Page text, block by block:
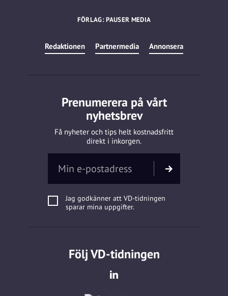
FÖRLAG: PAUSER MEDIA
Redaktionen Partnermedia Annonsera
Prenumerera på vårt
nyhetsbrev
Få nyheter och tips helt kostnadsfritt
direkt i inkorgen.
Jag godkänner att VD-tidningen
sparar mina uppgifter.
Följ VD-tidningen